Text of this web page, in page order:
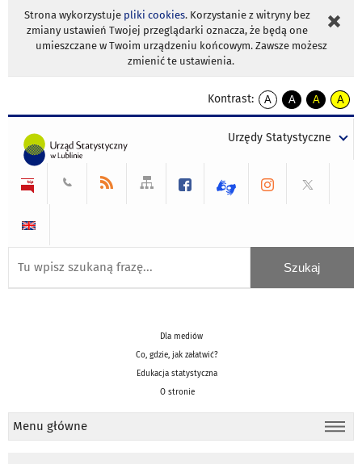
Strona wykorzystuje pliki cookies. Korzystanie z witryny bez
zmiany ustawień Twojej przeglądarki oznacza, że będą one
umieszczane w Twoim urządzeniu końcowym. Zawsze możesz
zmienić te ustawienia.
Kontrast:
A
kontrast
A
kontrast
tekst
czarnym
A
kontrast
tekst
czarnym
A
tekst
żółtym
Urzędy Statystyczne
Dla mediów
Co, gdzie, jak załatwić?
Edukacja statystyczna
O stronie
Menu główne